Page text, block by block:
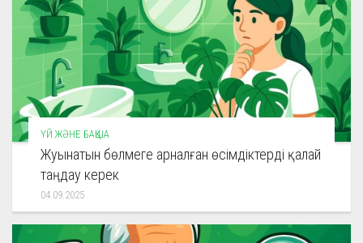
ҮЙ ЖӘНЕ БАҚША
Жуынатын бөлмеге арналған өсімдіктерді қалай
таңдау керек
04.09.2025